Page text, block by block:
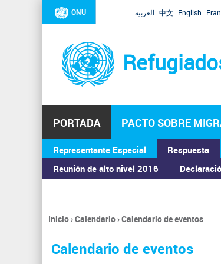
ONU العربية 中文 English
PORTADA PACTO SOBRE
Representante Especial
Respuesta
Reunión de alto nivel 2016
ASAMBLEA GENERAL
Se
encuentra
usted
Inicio›Calendario›Calendario de eventos
Calendario de eventos